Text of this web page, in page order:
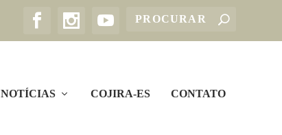
NOTÍCIAS COJIRA-ES CONTATO